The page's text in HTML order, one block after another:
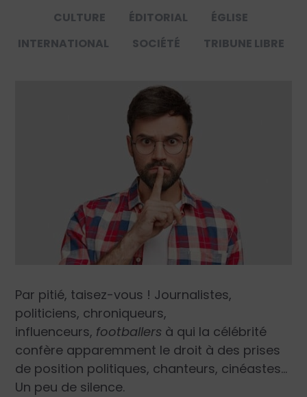
CULTURE
ÉDITORIAL
ÉGLISE
INTERNATIONAL
SOCIÉTÉ TRIBUNE LIBRE
Par pitié, taisez-vous ! Journalistes,
politiciens, chroniqueurs,
influenceurs, footballers à qui la célébrité
confère apparemment le droit à des prises
de position politiques, chanteurs, cinéastes…
Un peu de silence.